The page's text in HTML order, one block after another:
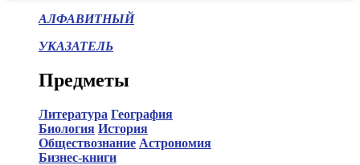
АЛФАВИТНЫЙ
УКАЗАТЕЛЬ
Предметы
Литература География
Биология История
Обществознание Астрономия
Бизнес-книги